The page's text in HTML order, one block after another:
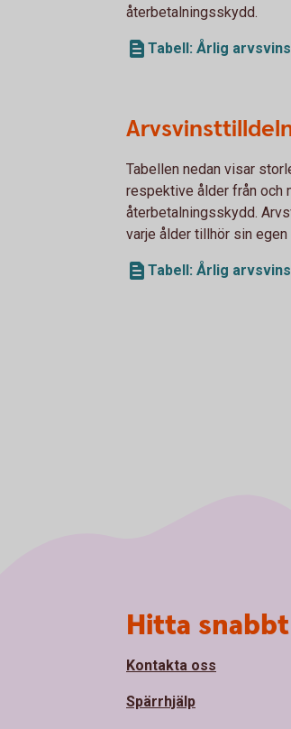
återbetalningsskydd.
Tabell: Årlig
Tabellen nedan visar
respektive ålder från och
återbetalningsskydd.
varje ålder tillhör sin egen
Tabell: Årlig
Hitta snabbt
Kontakta oss
Spärrhjälp